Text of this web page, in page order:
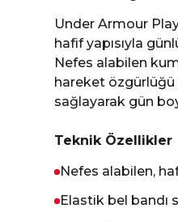
Under Armour
hafif yapısıyla
Nefes alabilen
hareket özgürlüğü
sağlayarak gün
Teknik Özellikler
Nefes alabilen,
Elastik bel bandı